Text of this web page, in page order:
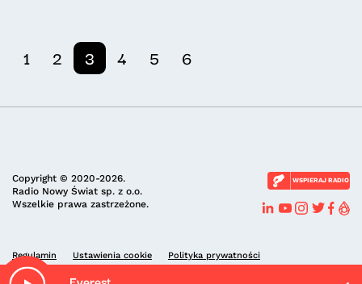
1 2 3 4 5 6
Copyright © 2020-2026.
Radio Nowy Świat sp. z o.o.
Wszelkie prawa zastrzeżone.
WSPIERAJ RADIO
Regulamin Ustawienia cookie Polityka prywatności